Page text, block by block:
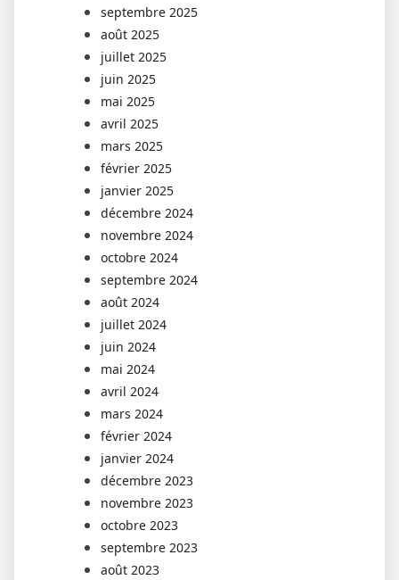
septembre 2025
août 2025
juillet 2025
juin 2025
mai 2025
avril 2025
mars 2025
février 2025
janvier 2025
décembre 2024
novembre 2024
octobre 2024
septembre 2024
août 2024
juillet 2024
juin 2024
mai 2024
avril 2024
mars 2024
février 2024
janvier 2024
décembre 2023
novembre 2023
octobre 2023
septembre 2023
août 2023